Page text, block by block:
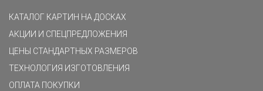
КАТАЛОГ КАРТИН НА ДОСКАХ
АКЦИИ И СПЕЦПРЕДЛОЖЕНИЯ
ЦЕНЫ СТАНДАРТНЫХ РАЗМЕРОВ
ТЕХНОЛОГИЯ ИЗГОТОВЛЕНИЯ
ОПЛАТА ПОКУПКИ